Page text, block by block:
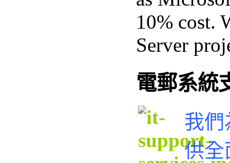
10% cost.
Server
電郵系統
我們
供全